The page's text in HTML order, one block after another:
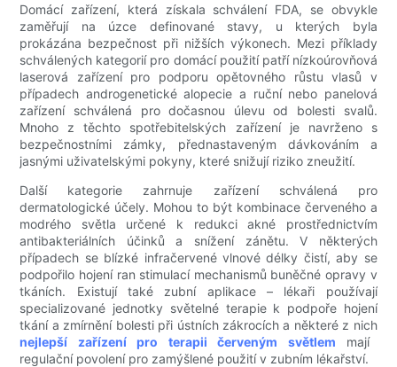
Domácí zařízení, která získala schválení FDA, se obvykle
zaměřují na úzce definované stavy, u kterých byla
prokázána bezpečnost při nižších výkonech. Mezi příklady
schválených kategorií pro domácí použití patří nízkoúrovňová
laserová zařízení pro podporu opětovného růstu vlasů v
případech androgenetické alopecie a ruční nebo panelová
zařízení schválená pro dočasnou úlevu od bolesti svalů.
Mnoho z těchto spotřebitelských zařízení je navrženo s
bezpečnostními zámky, přednastaveným dávkováním a
jasnými uživatelskými pokyny, které snižují riziko zneužití.
Další kategorie zahrnuje zařízení schválená pro
dermatologické účely. Mohou to být kombinace červeného a
modrého světla určené k redukci akné prostřednictvím
antibakteriálních účinků a snížení zánětu. V některých
případech se blízké infračervené vlnové délky čistí, aby se
podpořilo hojení ran stimulací mechanismů buněčné opravy v
tkáních. Existují také zubní aplikace – lékaři používají
specializované jednotky světelné terapie k podpoře hojení
tkání a zmírnění bolesti při ústních zákrocích a některé z nich
nejlepší zařízení pro terapii červeným světlem mají
regulační povolení pro zamýšlené použití v zubním lékařství.